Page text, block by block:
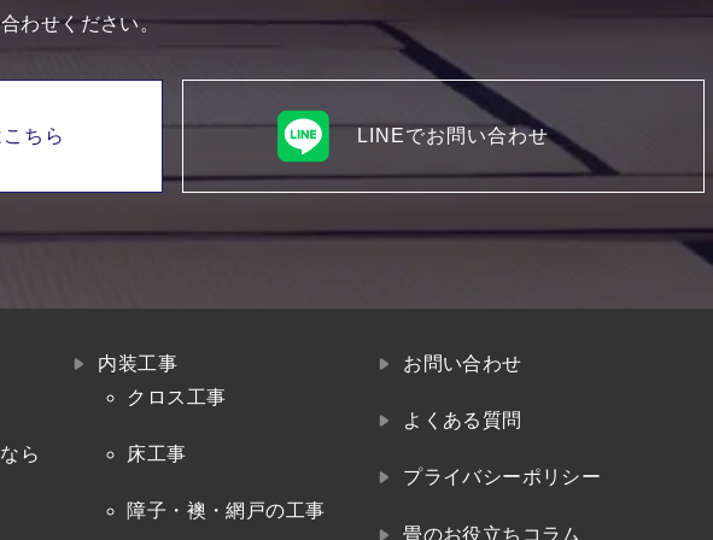
わせください。
ちら LINEでお問い合わせ
ら
内装工事
クロス工事
床工事
障子・襖・網戸の工事
お問い合わせ
よくある質問
プライバシーポリシー
畳のお役立ちコラム